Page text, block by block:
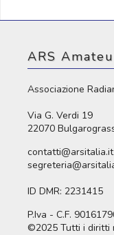
ARS
Associazione
Via G. Verdi 19
22070
contatti@arsitalia.it
ID DMR: 2231415
P.Iva - C.F.
©2025 Tutti i diritti